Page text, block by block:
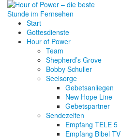
Start
Gottesdienste
Hour of Power
Team
Shepherd’s Grove
Bobby Schuller
Seelsorge
Gebetsanliegen
New Hope Line
Gebetspartner
Sendezeiten
Empfang TELE 5
Empfang Bibel TV